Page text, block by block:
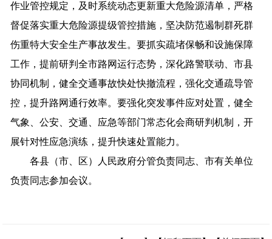
作业管控规定，及时系统动态更新重大危险源清单，严格
督促落实重大危险源提级管控措施，坚决防范遏制群死群
伤重特大安全生产事故发生。要抓实疏堵保畅和设施保障
工作，提前研判全市路网运行态势，深化路警联动、市县
协同机制，健全交通事故快处快撤流程，强化交通疏导管
控，提升路网通行效率。要强化突发事件应对处置，健全
气象、公安、交通、应急等部门常态化会商研判机制，开
展针对性应急演练，提升快速处置能力。
各县（市、区）人民政府分管负责同志、市有关单位
负责同志参加会议。